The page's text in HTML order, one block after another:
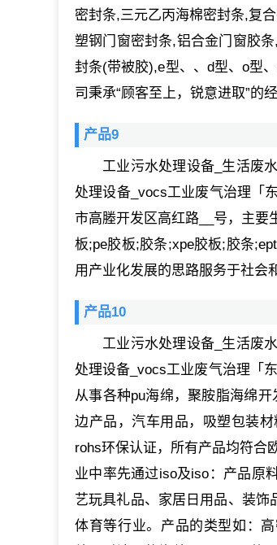
密封条,三元乙丙海棉密封条,复
塑钢门窗密封条,铝合金门窗胶
封条(带被胶),e型、、d型、o型
司秉承“顾客至上，锐意进取”的
产品9
工业污水处理设备_生活废
处理设备_vocs工业废气治理「
市高塍开发区高红路__号，主要
板;pe胶板;胶条;xpe胶板;胶条
用产业化发展的思路服务于社会
产品10
工业污水处理设备_生活废
处理设备_vocs工业废气治理「
从事各种pu海绵，聚胺脂海绵
边产品，汽车用品，吸塑包装
rohs环保认证，所有产品均符合
业中率先通过iso及iso：产品原
艺玩具礼品、家居日用品、装
体育等行业。产品的类型如：